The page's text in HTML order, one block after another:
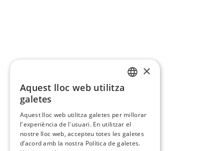
×
Aquest lloc web utilitza
galetes
Aquest lloc web utilitza galetes per millorar
l'experiència de l'usuari. En utilitzar el
nostre lloc web, accepteu totes les galetes
d’acord amb la nostra Política de galetes.